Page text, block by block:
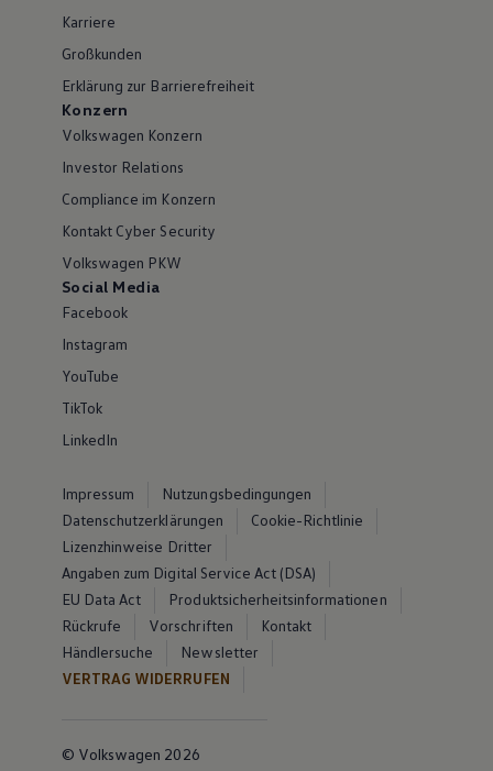
Karriere
Großkunden
Erklärung zur Barrierefreiheit
Konzern
Volkswagen Konzern
Investor Relations
Compliance im Konzern
Kontakt Cyber Security
Volkswagen PKW
Social Media
Facebook
Instagram
YouTube
TikTok
LinkedIn
Impressum
Nutzungsbedingungen
Datenschutzerklärungen
Cookie-Richtlinie
Lizenzhinweise Dritter
Angaben zum Digital Service Act (DSA)
EU Data Act
Produktsicherheitsinformationen
Rückrufe
Vorschriften
Kontakt
Händlersuche
Newsletter
VERTRAG WIDERRUFEN
© Volkswagen 2026